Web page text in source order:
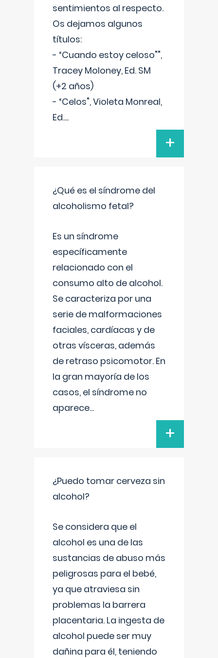
sentimientos al respecto.
Os dejamos algunos
títulos:
- “Cuando estoy celoso"",
Tracey Moloney, Ed. SM
(+2 años)
- “Celos", Violeta Monreal,
Ed....
+
¿Qué es el síndrome del
alcoholismo fetal?
Es un síndrome
específicamente
relacionado con el
consumo alto de alcohol.
Se caracteriza por una
serie de malformaciones
faciales, cardíacas y de
otras vísceras, además
de retraso psicomotor. En
la gran mayoría de los
casos, el síndrome no
aparece...
+
¿Puedo tomar cerveza sin
alcohol?
Se considera que el
alcohol es una de las
sustancias de abuso más
peligrosas para el bebé,
ya que atraviesa sin
problemas la barrera
placentaria. La ingesta de
alcohol puede ser muy
dañina para él, teniendo